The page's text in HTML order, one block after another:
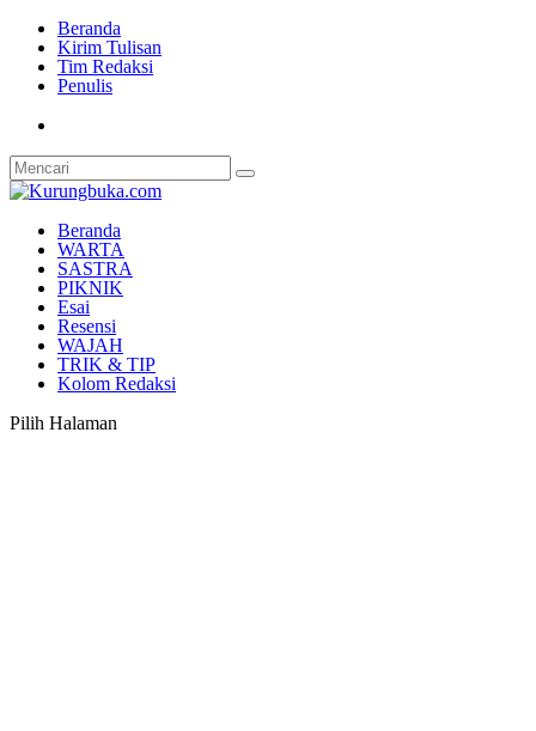
Beranda
Kirim Tulisan
Tim Redaksi
Penulis
Beranda
WARTA
SASTRA
PIKNIK
Esai
Resensi
WAJAH
TRIK & TIP
Kolom Redaksi
Pilih Halaman